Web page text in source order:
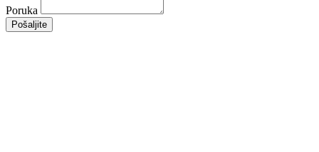
Poruka
Pošaljite